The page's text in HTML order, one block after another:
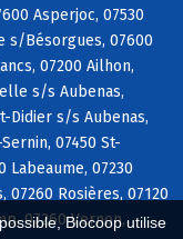
Biocoop utilise
Asperjoc, 07530
s/Bésorgues, 07600
07200 Ailhon,
s/s Aubenas,
Didier s/s Aubenas,
07450 St-
Labeaume, 07230
07260 Rosières, 07120
07260 Vernon,